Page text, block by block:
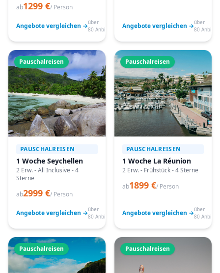
ab1299 €/ Person
Angebote vergleichen →über
80 Anbieter
Angebote vergleichen →über
80
Pauschalreisen
PAUSCHALREISEN
1 Woche Seychellen
2 Erw. - All Inclusive - 4
Sterne
ab2999 €/ Person
Angebote vergleichen →über
80 Anbieter
Pauschalreisen
PAUSCHALREISEN
1 Woche La Réunion
2 Erw. - Frühstück - 4 Sterne
ab1899 €/ Person
Angebote vergleichen →über
80
Pauschalreisen Pauschalreisen